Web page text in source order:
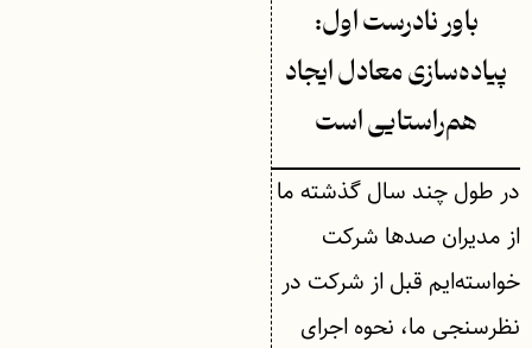
باور نادرست اول:
پیاده‌سازی معادل ایجاد
هم‌راستایی است
در طول چند سال گذشته ما
از مدیران صدها شرکت
خواسته‌ایم قبل از شرکت در
نظرسنجی ما، نحوه اجرای